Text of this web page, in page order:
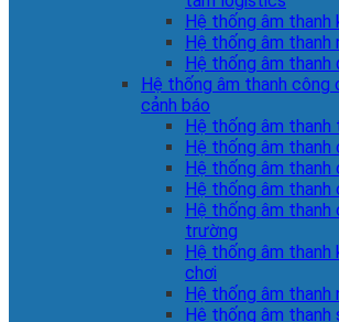
Hệ thống âm thanh
Hệ thống âm thanh
Hệ thống âm thanh
Hệ thống âm thanh công
cảnh báo
Hệ thống âm thanh
Hệ thống âm thanh
Hệ thống âm thanh
Hệ thống âm thanh
Hệ thống âm thanh
trường
Hệ thống âm thanh
chơi
Hệ thống âm thanh
Hệ thống âm thanh